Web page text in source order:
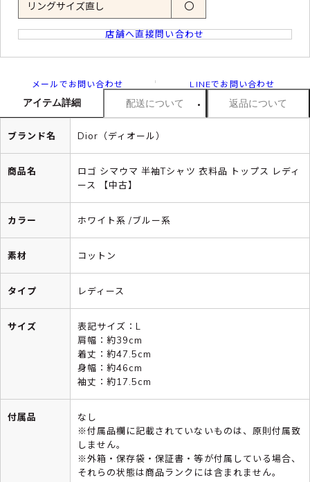
リングサイズ直し 〇
店舗へ直接問い合わせ
メールでお問い合わせ LINEでお問い合わせ
アイテム詳細 配送について 返品について
ブランド名 Dior（ディオール）
商品名
ロゴ シマウマ 半袖Tシャツ 衣料品 トップス レディ
ース 【中古】
カラー ホワイト系 /ブルー系
素材 コットン
タイプ レディース
サイズ
表記サイズ：L
肩幅：約39cm
着丈：約47.5cm
身幅：約46cm
袖丈：約17.5cm
付属品
なし
※付属品欄に記載されていないものは、原則付属致
しません。
※外箱・保存袋・保証書・等が付属している場合、
それらの状態は商品ランクには含まれません。